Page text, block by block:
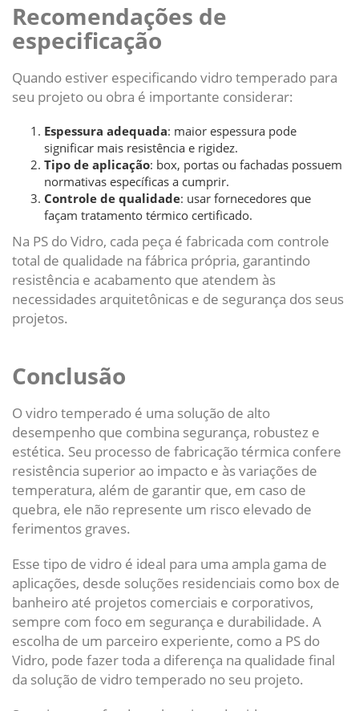
Recomendações de
especificação
Quando estiver especificando vidro temperado para
seu projeto ou obra é importante considerar:
Espessura adequada: maior espessura pode
significar mais resistência e rigidez.
Tipo de aplicação: box, portas ou fachadas possuem
normativas específicas a cumprir.
Controle de qualidade: usar fornecedores que
façam tratamento térmico certificado.
Na PS do Vidro, cada peça é fabricada com controle
total de qualidade na fábrica própria, garantindo
resistência e acabamento que atendem às
necessidades arquitetônicas e de segurança dos seus
projetos.
Conclusão
O vidro temperado é uma solução de alto
desempenho que combina segurança, robustez e
estética. Seu processo de fabricação térmica confere
resistência superior ao impacto e às variações de
temperatura, além de garantir que, em caso de
quebra, ele não represente um risco elevado de
ferimentos graves.
Esse tipo de vidro é ideal para uma ampla gama de
aplicações, desde soluções residenciais como box de
banheiro até projetos comerciais e corporativos,
sempre com foco em segurança e durabilidade. A
escolha de um parceiro experiente, como a PS do
Vidro, pode fazer toda a diferença na qualidade final
da solução de vidro temperado no seu projeto.